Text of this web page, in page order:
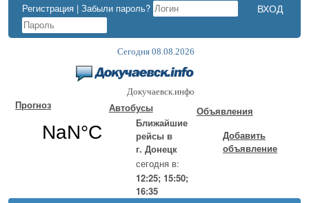
Регистрация | Забыли пароль?
Сегодня 08.08.2026
Докучаевск.инфо
Прогноз
Автобусы
Ближайшие
рейсы в
г. Донецк
сегодня в:
12:25; 15:50;
16:35
Объявления
Добавить
объявление